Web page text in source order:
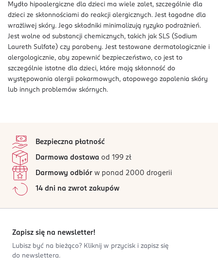
Mydło hipoalergiczne dla dzieci ma wiele zalet, szczególnie dla
dzieci ze skłonnościami do reakcji alergicznych. Jest łagodne dla
wrażliwej skóry. Jego składniki minimalizują ryzyko podrażnień.
Jest wolne od substancji chemicznych, takich jak SLS (Sodium
Laureth Sulfate) czy parabeny. Jest testowane dermatologicznie i
alergologicznie, aby zapewnić bezpieczeństwo, co jest to
szczególnie istotne dla dzieci, które mają skłonność do
występowania alergii pokarmowych, atopowego zapalenia skóry
lub innych problemów skórnych.
Bezpieczna płatność
Darmowa dostawa od 199 zł
Darmowy odbiór w ponad 2000 drogerii
14 dni na zwrot zakupów
Zapisz się na newsletter!
Lubisz być na bieżąco? Kliknij w przycisk i zapisz się
do newslettera.